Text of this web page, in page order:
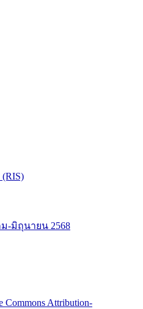
(RIS)
-มิถุนายน 2568
Commons Attribution-